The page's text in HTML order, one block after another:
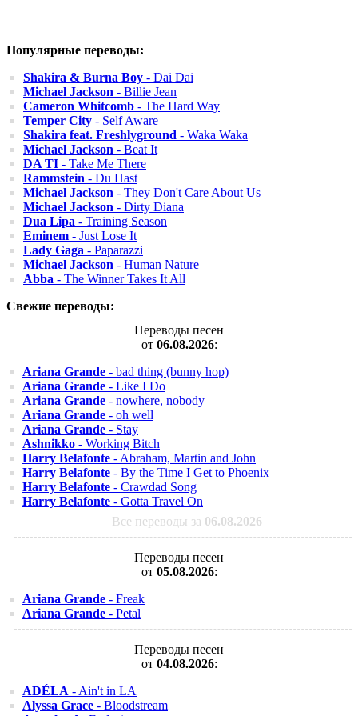
Популярные переводы:
Shakira & Burna Boy - Dai Dai
Michael Jackson - Billie Jean
Cameron Whitcomb - The Hard Way
Temper City - Self Aware
Shakira feat. Freshlyground - Waka Waka
Michael Jackson - Beat It
DA TI - Take Me There
Rammstein - Du Hast
Michael Jackson - They Don't Care About Us
Michael Jackson - Dirty Diana
Dua Lipa - Training Season
Eminem - Just Lose It
Lady Gaga - Paparazzi
Michael Jackson - Human Nature
Abba - The Winner Takes It All
Свежие переводы:
Переводы песен
от 06.08.2026:
Ariana Grande - bad thing (bunny hop)
Ariana Grande - Like I Do
Ariana Grande - nowhere, nobody
Ariana Grande - oh well
Ariana Grande - Stay
Ashnikko - Working Bitch
Harry Belafonte - Abraham, Martin and John
Harry Belafonte - By the Time I Get to Phoenix
Harry Belafonte - Crawdad Song
Harry Belafonte - Gotta Travel On
Все переводы за 06.08.2026
Переводы песен
от 05.08.2026:
Ariana Grande - Freak
Ariana Grande - Petal
Переводы песен
от 04.08.2026:
ADÉLA - Ain't in LA
Alyssa Grace - Bloodstream